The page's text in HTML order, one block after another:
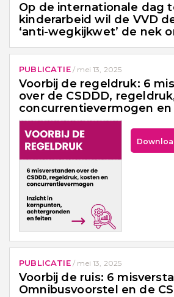
Op de internationale dag
kinderarbeid wil de VVD
‘anti-wegkijkwet’ de nek
PUBLICATIE/ mei 13, 2025
Voorbij de regeldruk: 6
over de CSDDD,
concurrentievermogen
PUBLICATIE/ mei 13, 2025
Voorbij de ruis: 6
Omnibusvoorstel en de